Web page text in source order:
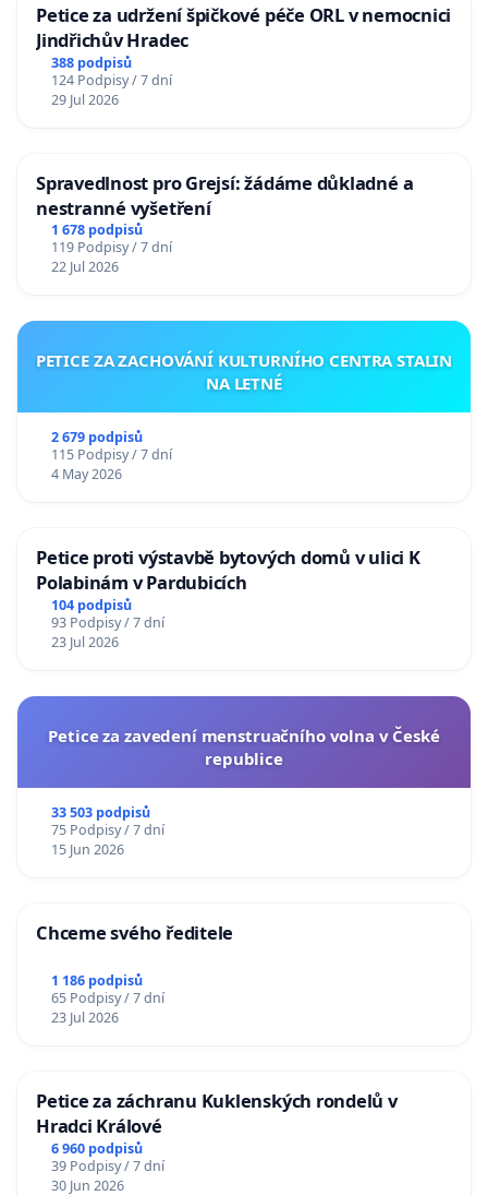
Petice za udržení špičkové péče ORL v nemocnici
Jindřichův Hradec
388 podpisů
124 Podpisy / 7 dní
29 Jul 2026
Spravedlnost pro Grejsí: žádáme důkladné a
nestranné vyšetření
1 678 podpisů
119 Podpisy / 7 dní
22 Jul 2026
PETICE ZA ZACHOVÁNÍ KULTURNÍHO CENTRA STALIN
NA LETNÉ
2 679 podpisů
115 Podpisy / 7 dní
4 May 2026
Petice proti výstavbě bytových domů v ulici K
Polabinám v Pardubicích
104 podpisů
93 Podpisy / 7 dní
23 Jul 2026
Petice za zavedení menstruačního volna v České
republice
33 503 podpisů
75 Podpisy / 7 dní
15 Jun 2026
Chceme svého ředitele
1 186 podpisů
65 Podpisy / 7 dní
23 Jul 2026
Petice za záchranu Kuklenských rondelů v
Hradci Králové
6 960 podpisů
39 Podpisy / 7 dní
30 Jun 2026